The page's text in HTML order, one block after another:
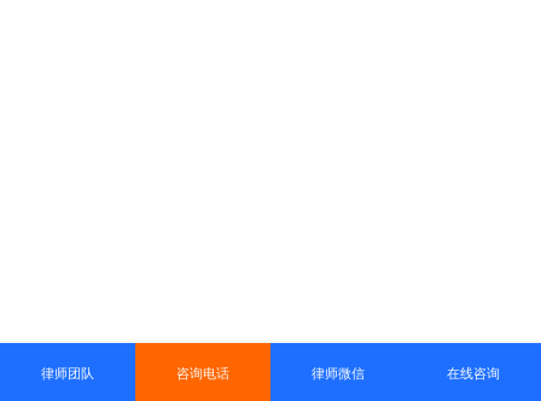
律师团队 咨询电话 律师微信 在线咨询